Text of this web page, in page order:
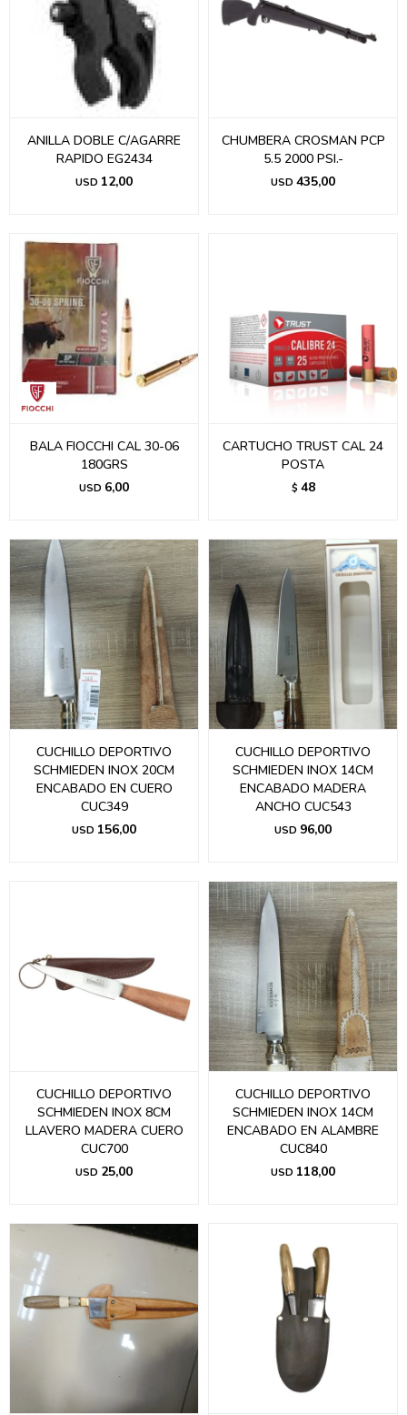
ANILLA DOBLE C/AGARRE
RAPIDO EG2434
USD 12,00
CHUMBERA CROSMAN PCP
5.5 2000 PSI.-
USD 435,00
BALA FIOCCHI CAL 30-06
180GRS
USD 6,00
CARTUCHO TRUST CAL 24
POSTA
$ 48
CUCHILLO DEPORTIVO
SCHMIEDEN INOX 20CM
ENCABADO EN CUERO
CUC349
USD 156,00
CUCHILLO DEPORTIVO
SCHMIEDEN INOX 14CM
ENCABADO MADERA
ANCHO CUC543
USD 96,00
CUCHILLO DEPORTIVO
SCHMIEDEN INOX 8CM
LLAVERO MADERA CUERO
CUC700
USD 25,00
CUCHILLO DEPORTIVO
SCHMIEDEN INOX 14CM
ENCABADO EN ALAMBRE
CUC840
USD 118,00